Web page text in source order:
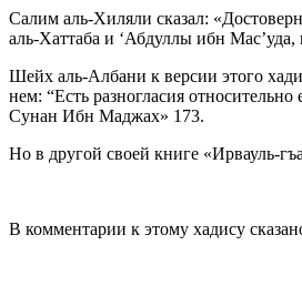
Салим аль-Хиляли сказал:
аль-Хаттаба и ‘Абдуллы ибн
Шейх аль-Албани к версии этого
нем: “Есть разногласия
Сунан Ибн Маджах» 173.
Но в другой своей книге «Ирвауль-
В комментарии к этому хадису